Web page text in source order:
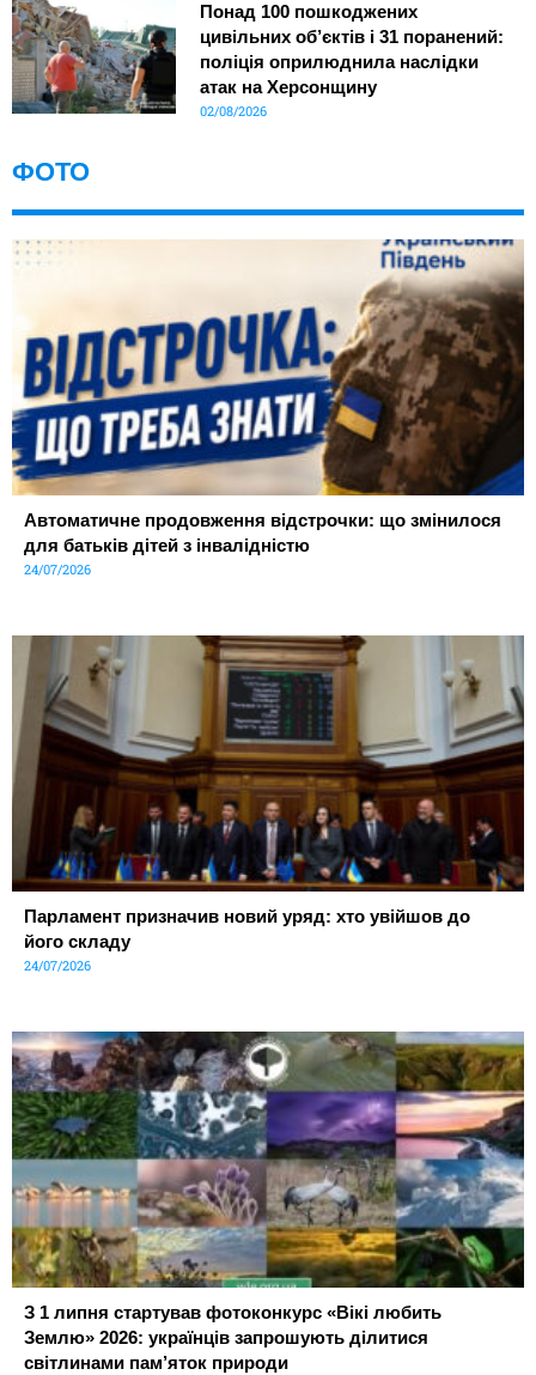
Понад 100 пошкоджених
цивільних об’єктів і 31 поранений:
поліція оприлюднила наслідки
атак на Херсонщину
02/08/2026
ФОТО
Автоматичне продовження відстрочки: що змінилося
для батьків дітей з інвалідністю
24/07/2026
Парламент призначив новий уряд: хто увійшов до
його складу
24/07/2026
З 1 липня стартував фотоконкурс «Вікі любить
Землю» 2026: українців запрошують ділитися
світлинами пам’яток природи